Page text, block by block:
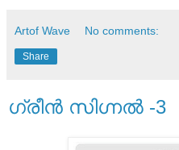
Artof Wave No comments:
Share
ഗ്രീൻ സിഗ്നൽ -3